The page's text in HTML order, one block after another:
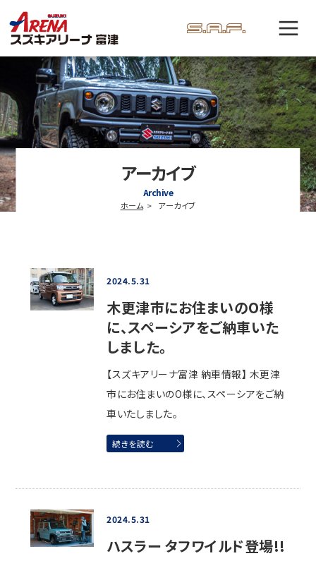
アーカイブ
Archive
ホーム アーカイブ
2024.5.31
木更津市にお住まいのO様
に、スペーシアをご納車いた
しました。
【スズキアリーナ富津 納車情報】 木更津
市にお住まいのO様に、スペーシアをご納
車いたしました。
続きを読む
2024.5.31
ハスラー タフワイルド登場!!